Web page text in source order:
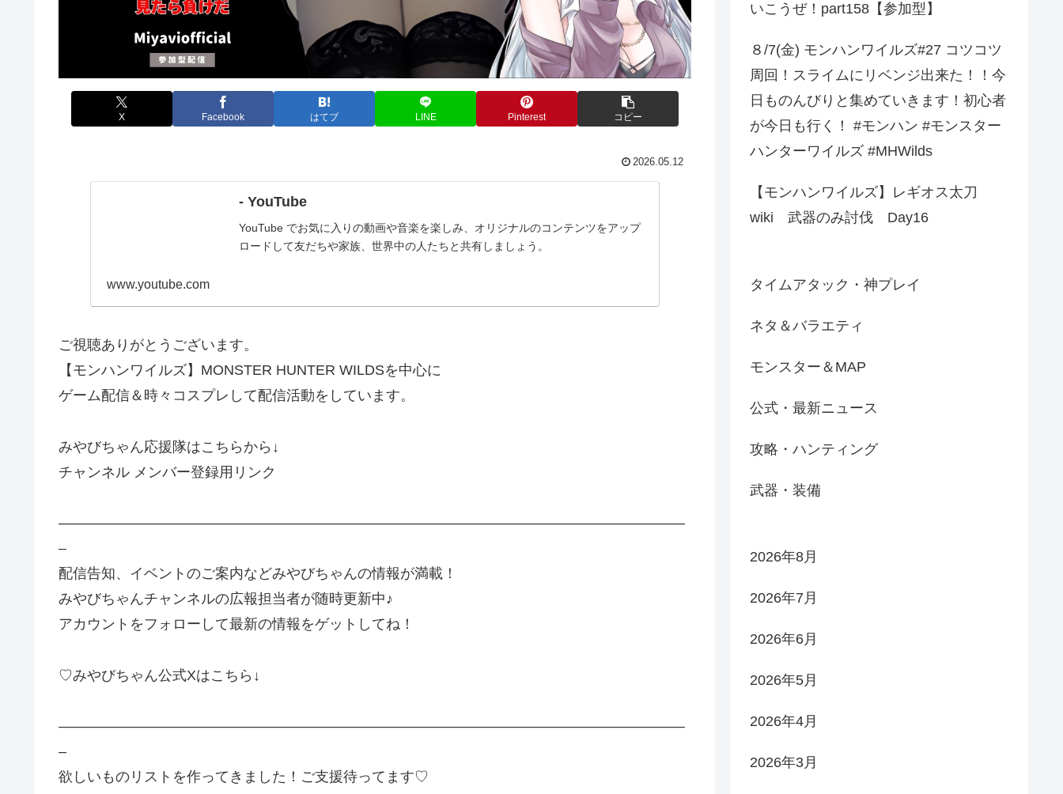
X Facebook はてブ LINE Pinterest コピー
2026.05.12
- YouTube
YouTube でお気に入りの動画や音楽を楽しみ、オリジナルのコンテンツをアップ
ロードして友だちや家族、世界中の人たちと共有しましょう。
www.youtube.com
ご視聴ありがとうございます。
【モンハンワイルズ】MONSTER HUNTER WILDSを中心に
ゲーム配信＆時々コスプレして配信活動をしています。
みやびちゃん応援隊はこちらから↓
チャンネル メンバー登録用リンク
————————————————————————————————————————————
–
配信告知、イベントのご案内などみやびちゃんの情報が満載！
みやびちゃんチャンネルの広報担当者が随時更新中♪
アカウントをフォローして最新の情報をゲットしてね！
♡みやびちゃん公式Xはこちら↓
————————————————————————————————————————————
–
欲しいものリストを作ってきました！ご支援待ってます♡
いこうぜ！part158【参加型】
８/7(金) モンハンワイルズ#27 コツコツ
周回！スライムにリベンジ出来た！！今
日ものんびりと集めていきます！初心者
が今日も行く！ #モンハン #モンスター
ハンターワイルズ #MHWilds
【モンハンワイルズ】レギオス太刀
wiki 武器のみ討伐 Day16
タイムアタック・神プレイ
ネタ＆バラエティ
モンスター＆MAP
公式・最新ニュース
攻略・ハンティング
武器・装備
2026年8月
2026年7月
2026年6月
2026年5月
2026年4月
2026年3月